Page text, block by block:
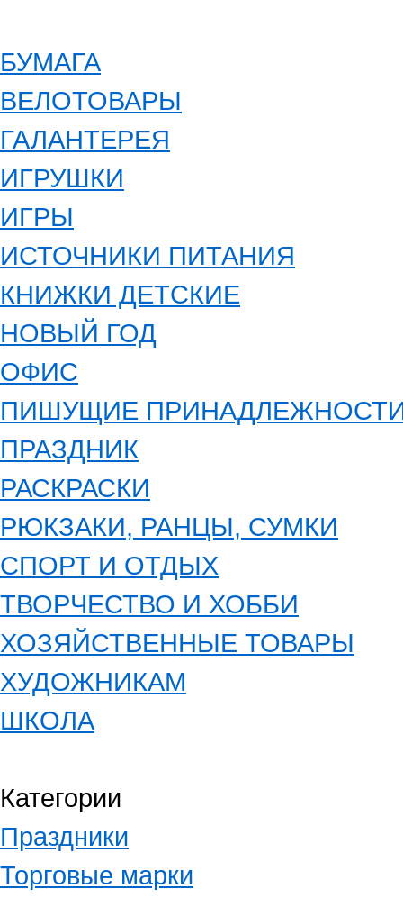
БУМАГА
ВЕЛОТОВАРЫ
ГАЛАНТЕРЕЯ
ИГРУШКИ
ИГРЫ
ИСТОЧНИКИ ПИТАНИЯ
КНИЖКИ ДЕТСКИЕ
НОВЫЙ ГОД
ОФИС
ПИШУЩИЕ
ПРАЗДНИК
РАСКРАСКИ
РЮКЗАКИ, РАНЦЫ, СУМКИ
СПОРТ И ОТДЫХ
ТВОРЧЕСТВО И ХОББИ
ХОЗЯЙСТВЕННЫЕ ТОВАРЫ
ХУДОЖНИКАМ
ШКОЛА
Категории
Праздники
Торговые марки